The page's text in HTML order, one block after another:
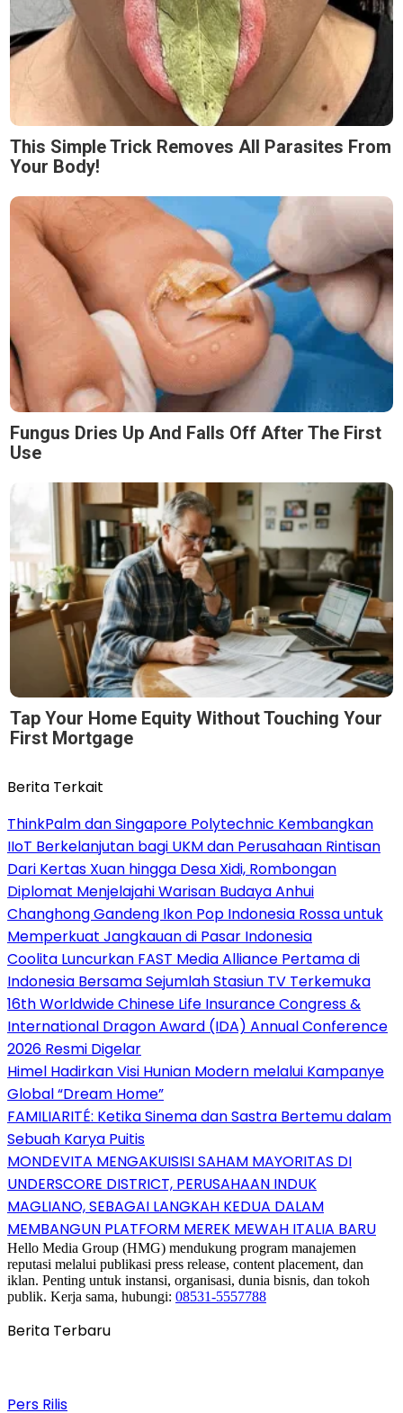
This Simple Trick Removes All Parasites From
Your Body!
Fungus Dries Up And Falls Off After The First
Use
Tap Your Home Equity Without Touching Your
First Mortgage
Berita Terkait
ThinkPalm dan Singapore Polytechnic Kembangkan
IIoT Berkelanjutan bagi UKM dan Perusahaan Rintisan
Dari Kertas Xuan hingga Desa Xidi, Rombongan
Diplomat Menjelajahi Warisan Budaya Anhui
Changhong Gandeng Ikon Pop Indonesia Rossa untuk
Memperkuat Jangkauan di Pasar Indonesia
Coolita Luncurkan FAST Media Alliance Pertama di
Indonesia Bersama Sejumlah Stasiun TV Terkemuka
16th Worldwide Chinese Life Insurance Congress &
International Dragon Award (IDA) Annual Conference
2026 Resmi Digelar
Himel Hadirkan Visi Hunian Modern melalui Kampanye
Global “Dream Home”
FAMILIARITÉ: Ketika Sinema dan Sastra Bertemu dalam
Sebuah Karya Puitis
MONDEVITA MENGAKUISISI SAHAM MAYORITAS DI
UNDERSCORE DISTRICT, PERUSAHAAN INDUK
MAGLIANO, SEBAGAI LANGKAH KEDUA DALAM
MEMBANGUN PLATFORM MEREK MEWAH ITALIA BARU
Hello Media Group (HMG) mendukung program manajemen
reputasi melalui publikasi press release, content placement, dan
iklan. Penting untuk instansi, organisasi, dunia bisnis, dan tokoh
publik. Kerja sama, hubungi: 08531-5557788
Berita Terbaru
Pers Rilis